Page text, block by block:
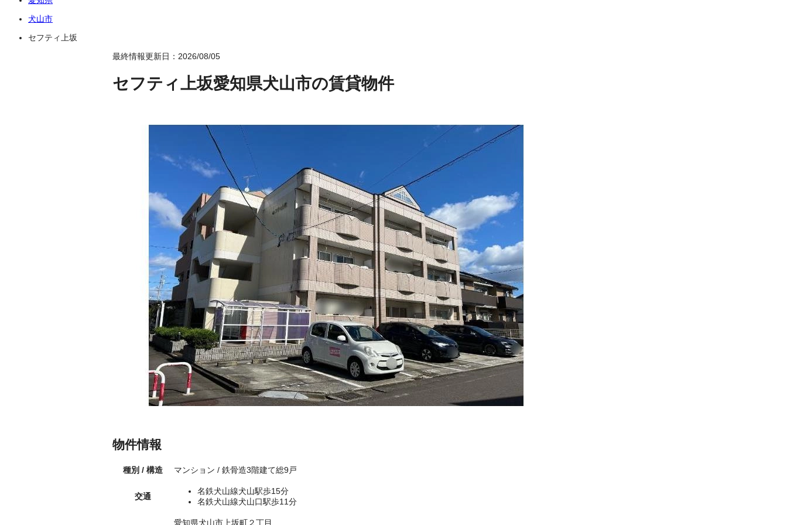
犬山市
セフティ上坂
最終情報更新日：2026/08/05
セフティ上坂愛知県犬山市の賃貸物件
物件情報
種別 / 構造 マンション / 鉄骨造3階建て総9戸
交通
名鉄犬山線犬山駅歩15分
名鉄犬山線犬山口駅歩11分
愛知県犬山市上坂町２丁目